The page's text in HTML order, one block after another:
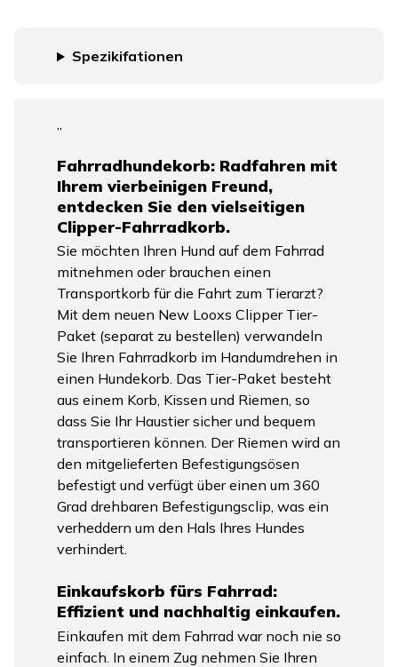
Spezikifationen
„
Fahrradhundekorb: Radfahren mit
Ihrem vierbeinigen Freund,
entdecken Sie den vielseitigen
Clipper-Fahrradkorb.
Sie möchten Ihren Hund auf dem Fahrrad
mitnehmen oder brauchen einen
Transportkorb für die Fahrt zum Tierarzt?
Mit dem neuen New Looxs Clipper Tier-
Paket (separat zu bestellen) verwandeln
Sie Ihren Fahrradkorb im Handumdrehen in
einen Hundekorb. Das Tier-Paket besteht
aus einem Korb, Kissen und Riemen, so
dass Sie Ihr Haustier sicher und bequem
transportieren können. Der Riemen wird an
den mitgelieferten Befestigungsösen
befestigt und verfügt über einen um 360
Grad drehbaren Befestigungsclip, was ein
verheddern um den Hals Ihres Hundes
verhindert.
Einkaufskorb fürs Fahrrad:
Effizient und nachhaltig einkaufen.
Einkaufen mit dem Fahrrad war noch nie so
einfach. In einem Zug nehmen Sie Ihren